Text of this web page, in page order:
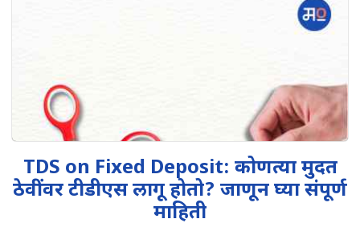
TDS on Fixed Deposit: कोणत्या मुदत
ठेवींवर टीडीएस लागू होतो? जाणून घ्या संपूर्ण
माहिती